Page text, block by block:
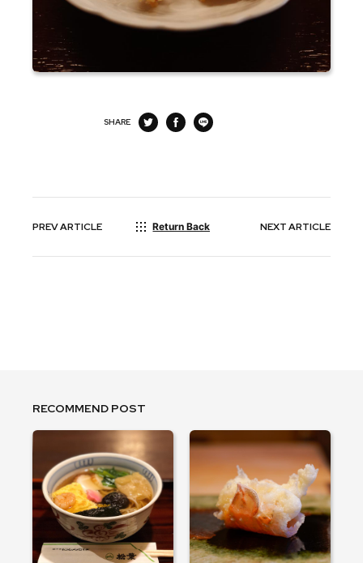
SHARE
PREVARTICLE Return Back NEXTARTICLE
RECOMMEND POST